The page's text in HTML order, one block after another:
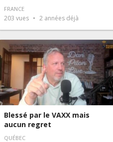
FRANCE
203 vues 2 années déjà
Blessé par le VAXX mais
aucun regret
QUÉBEC